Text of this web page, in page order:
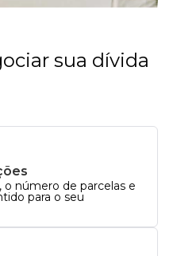
o número de parcelas e
para o seu
sua dívida